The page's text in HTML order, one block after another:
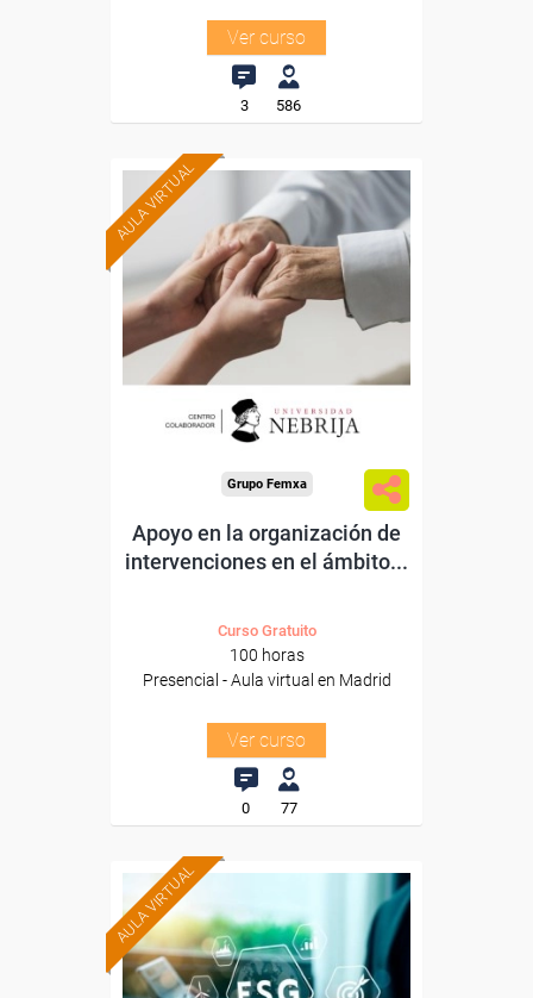
Ver curso
3 586
AULA VIRTUAL Formación 100%
subvencionada.
Para trabajadores y
autónomos.
Para todos los sectores.
Grupo Femxa
Apoyo en la organización de
intervenciones en el ámbito...
Curso Gratuito
100 horas
Presencial - Aula virtual en Madrid
Ver curso
0 77
AULA VIRTUAL Formación 100%
subvencionada.